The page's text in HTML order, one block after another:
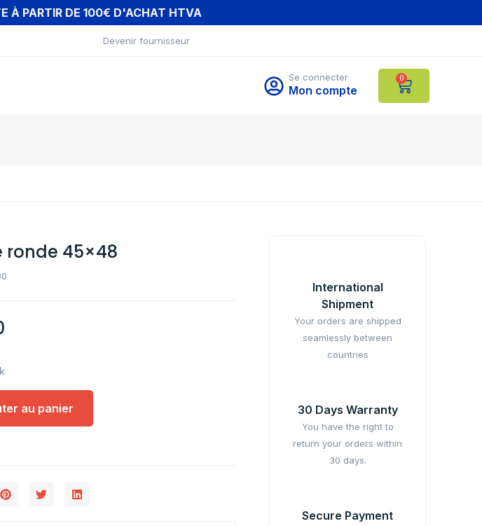
À PARTIR DE 100€ D'ACHAT HTVA
Devenir fournisseur
Se connecter
Mon compte
0
ronde 45×48
au panier
International
Shipment
Your orders are shipped
seamlessly between
countries
30 Days Warranty
You have the right to
return your orders within
30 days.
Secure Payment